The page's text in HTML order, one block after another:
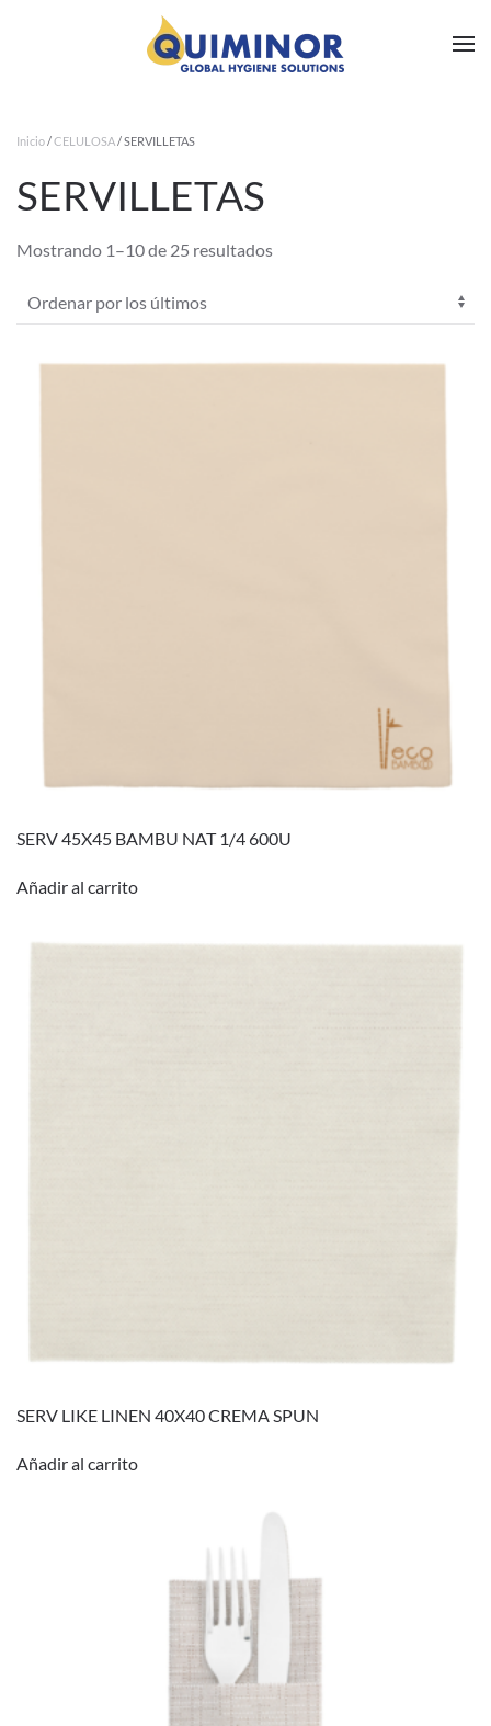
Ir al contenido principal
Inicio/CELULOSA/ SERVILLETAS
SERVILLETAS
Mostrando 1–10 de 25 resultadosOrdenado
SERV 45X45 BAMBU NAT 1/4 600U
Añadir al carrito
SERV LIKE LINEN 40X40 CREMA SPUN
Añadir al carrito